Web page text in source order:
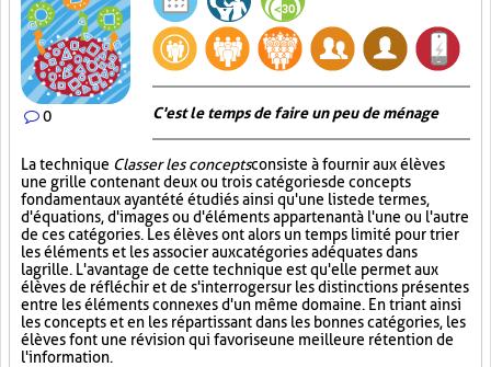
0 C'est le temps de faire un peu de ménage
La technique Classer les conceptsconsiste à fournir aux élèves
une grille contenant deux ou trois catégories de concepts
fondamentaux ayant été étudiés ainsi qu'une liste de termes,
d'équations, d'images ou d'éléments appartenant à l'une ou l'autre
de ces catégories. Les élèves ont alors un temps limité pour trier
les éléments et les associer aux catégories adéquates dans
la grille. L'avantage de cette technique est qu'elle permet aux
élèves de réfléchir et de s'interroger sur les distinctions présentes
entre les éléments connexes d'un même domaine. En triant ainsi
les concepts et en les répartissant dans les bonnes catégories, les
élèves font une révision qui favorise une meilleure rétention de
l'information.